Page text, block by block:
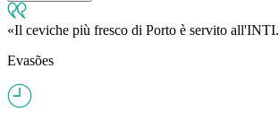
Il ceviche più fresco di Porto è servito all'INTI.
Evasões